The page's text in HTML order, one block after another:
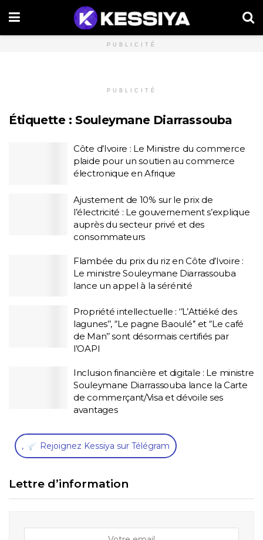
PUBLICITÉ
PUBLICITÉ
Étiquette :Souleymane Diarrassouba
Côte d’Ivoire : Le Ministre du commerce
plaide pour un soutien au commerce
électronique en Afrique
Ajustement de 10% sur le prix de
l’électricité : Le gouvernement s’explique
auprès du secteur privé et des
consommateurs
Flambée du prix du riz en Côte d’Ivoire :
Le ministre Souleymane Diarrassouba
lance un appel à la sérénité
Propriété intellectuelle : ‘’L’Attiéké des
lagunes’’, ‘’Le pagne Baoulé’’ et ‘’Le café
de Man’’ sont désormais certifiés par
l’OAPI
Inclusion financière et digitale : Le ministre
Souleymane Diarrassouba lance la Carte
de commerçant/Visa et dévoile ses
avantages
, Rejoignez Kessiya sur Télégram
Lettre d’information